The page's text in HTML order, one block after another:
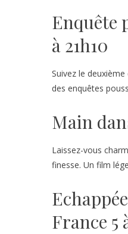
Enquête
à 21h10
Suivez le
des enquêtes
Main
Laissez-vous
finesse. Un film
France 5